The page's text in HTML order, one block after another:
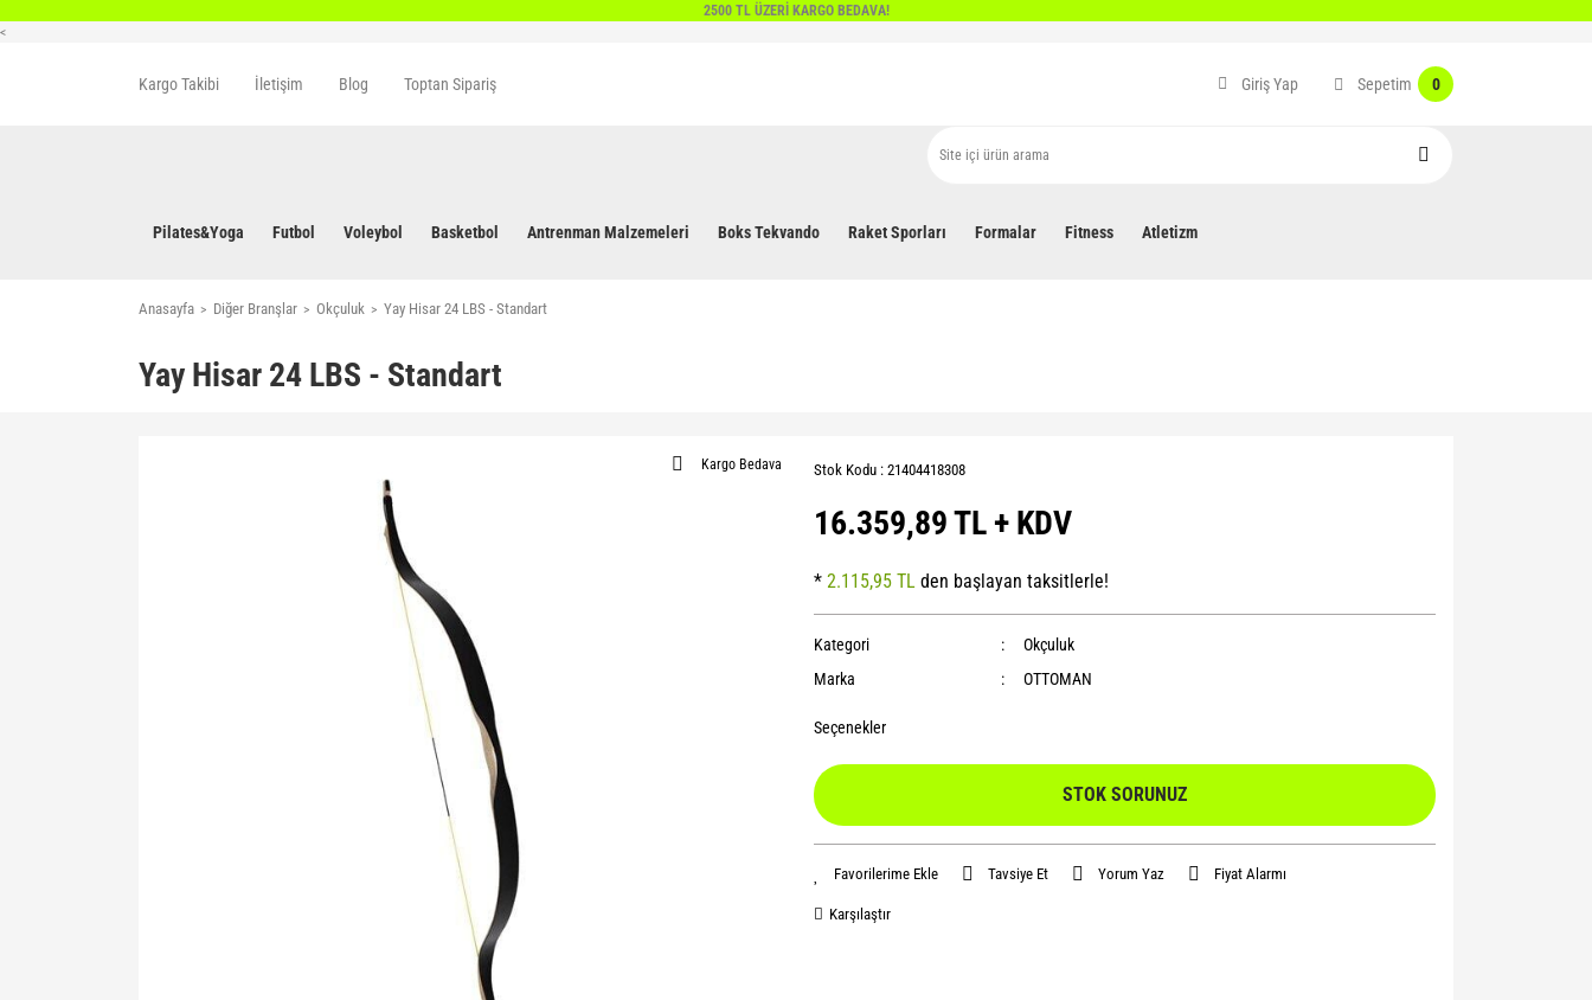
2500 TL ÜZERİ KARGO BEDAVA!
<
Kargo Takibi İletişim Blog Toptan Sipariş Giriş Yap Sepetim 0
Pilates&Yoga Futbol Voleybol Basketbol Antrenman Malzemeleri Boks Tekvando Raket Sporları Formalar Fitness Atletizm
Anasayfa Diğer Branşlar Okçuluk Yay Hisar 24 LBS - Standart
Yay Hisar 24 LBS - Standart
Kargo Bedava Stok Kodu : 21404418308
16.359,89 TL + KDV
* 2.115,95 TL den başlayan taksitlerle!
Kategori
Okçuluk
Marka
OTTOMAN
Seçenekler
STOK SORUNUZ
Tavsiye Et Yorum Yaz Fiyat Alarmı
Karşılaştır